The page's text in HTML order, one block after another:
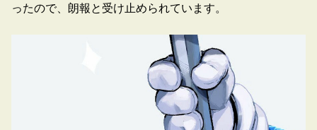
ったので、朗報と受け止められています。